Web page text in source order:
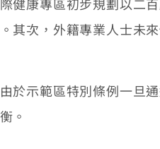
康專區初步規劃以二
次，外籍專業人士未
示範區特別條例一旦通
。